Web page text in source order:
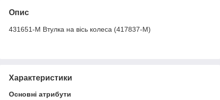
Опис
431651-M Втулка на вісь колеса (417837-M)
Характеристики
Основні атрибути